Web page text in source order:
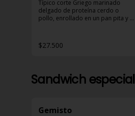
Típico corte Griego marinado
delgado de proteína cerdo o
pollo, enrollado en un pan pita y
$27.500
Sandwich especial
Gemisto